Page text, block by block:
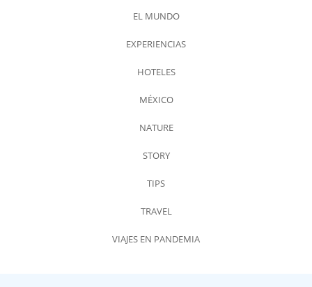
EL MUNDO
EXPERIENCIAS
HOTELES
MÉXICO
NATURE
STORY
TIPS
TRAVEL
VIAJES EN PANDEMIA